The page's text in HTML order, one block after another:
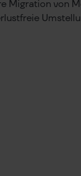
Migration von